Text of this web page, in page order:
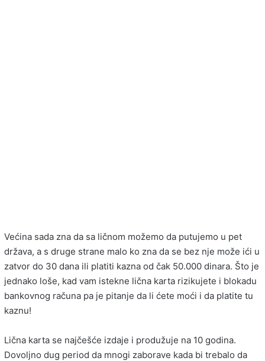
Većina sada zna da sa ličnom možemo da putujemo u pet
država, a s druge strane malo ko zna da se bez nje može ići u
zatvor do 30 dana ili platiti kazna od čak 50.000 dinara. Što je
jednako loše, kad vam istekne lična karta rizikujete i blokadu
bankovnog računa pa je pitanje da li ćete moći i da platite tu
kaznu!
Lična karta se najčešće izdaje i produžuje na 10 godina.
Dovoljno dug period da mnogi zaborave kada bi trebalo da